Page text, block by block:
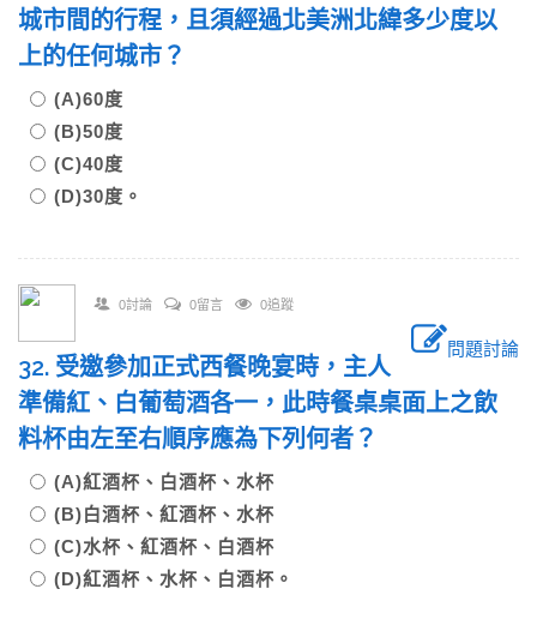
城市間的行程，且須經過北美洲北緯多少度以
上的任何城市？
(A)60度
(B)50度
(C)40度
(D)30度。
0討論 0留言 0追蹤
問題討論
32. 受邀參加正式西餐晚宴時，主人
準備紅、白葡萄酒各一，此時餐桌桌面上之飲
料杯由左至右順序應為下列何者？
(A)紅酒杯、白酒杯、水杯
(B)白酒杯、紅酒杯、水杯
(C)水杯、紅酒杯、白酒杯
(D)紅酒杯、水杯、白酒杯。